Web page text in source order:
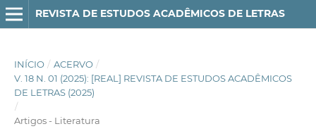
REVISTA DE ESTUDOS ACADÊMICOS DE LETRAS
INÍCIO / ACERVO /
V. 18 N. 01 (2025): [REAL] REVISTA DE ESTUDOS ACADÊMICOS
DE LETRAS (2025)
/
Artigos - Literatura